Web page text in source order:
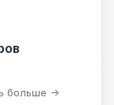
больше →